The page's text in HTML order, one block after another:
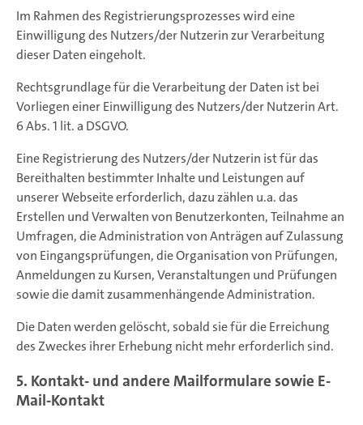
Im Rahmen des Registrierungsprozesses wird eine
Einwilligung des Nutzers/der Nutzerin zur Verarbeitung
dieser Daten eingeholt.
Rechtsgrundlage für die Verarbeitung der Daten ist bei
Vorliegen einer Einwilligung des Nutzers/der Nutzerin Art.
6 Abs. 1 lit. a DSGVO.
Eine Registrierung des Nutzers/der Nutzerin ist für das
Bereithalten bestimmter Inhalte und Leistungen auf
unserer Webseite erforderlich, dazu zählen u.a. das
Erstellen und Verwalten von Benutzerkonten, Teilnahme an
Umfragen, die Administration von Anträgen auf Zulassung
von Eingangsprüfungen, die Organisation von Prüfungen,
Anmeldungen zu Kursen, Veranstaltungen und Prüfungen
sowie die damit zusammenhängende Administration.
Die Daten werden gelöscht, sobald sie für die Erreichung
des Zweckes ihrer Erhebung nicht mehr erforderlich sind.
5. Kontakt- und andere Mailformulare sowie E-
Mail-Kontakt